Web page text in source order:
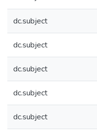
dc.subject
dc.subject
dc.subject
dc.subject
dc.subject